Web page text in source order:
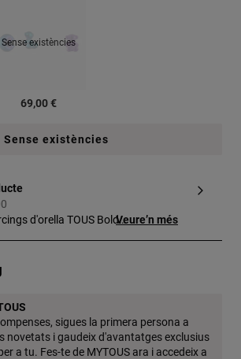
Sense existències
69,00 €
Sense existències
d'orella TOUS Bold
rosca.
Veure’n més
sigues la primera persona a
novetats i gaudeix d'avantatges exclusius
a tu. Fes-te de MYTOUS ara i accedeix a